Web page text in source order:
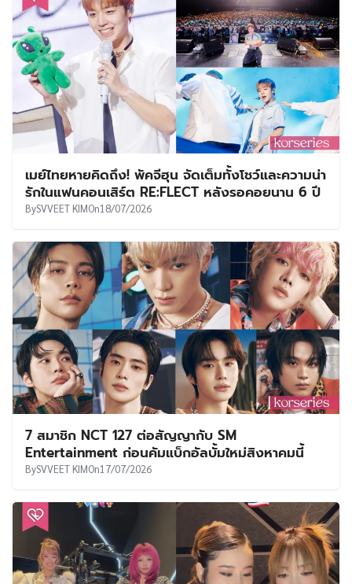
เมย์ไทยหายคิดถึง! พัคจีฮุน จัดเต็มทั้งโชว์และความน่า
รักในแฟนคอนเสิร์ต RE:FLECT หลังรอคอยนาน 6 ปี
BySVVEET KIMOn18/07/2026
7 สมาชิก NCT 127 ต่อสัญญากับ SM
Entertainment ก่อนคัมแบ็กอัลบั้มใหม่สิงหาคมนี้
BySVVEET KIMOn17/07/2026